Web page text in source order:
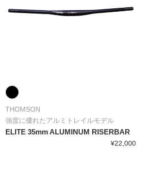
THOMSON
強度に優れたアルミトレイルモデル
ELITE 35mm ALUMINUM RISERBAR
¥22,000